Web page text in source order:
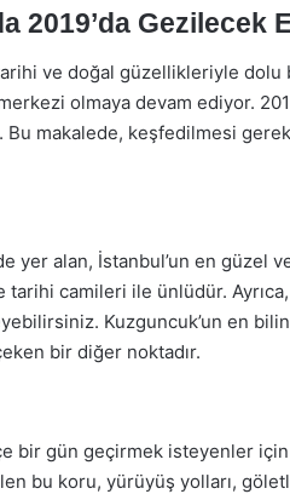
2019’da Gezilecek
tarihi ve doğal güzellikleriyle
olmaya devam ediyor.
makalede, keşfedilmesi
yer alan, İstanbul’un en güzel
tarihi camileri ile ünlüdür.
Kuzguncuk’un en
bir diğer noktadır.
bir gün geçirmek isteyenler
bu koru, yürüyüş yolları,